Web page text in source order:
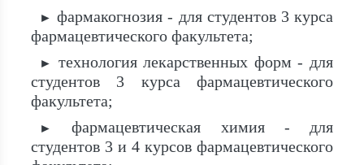
► фармакогнозия - для студентов 3 курса
фармацевтического факультета;
►
технология лекарственных форм - для
студентов 3 курса фармацевтического
факультета;
►
фармацевтическая химия - для
студентов 3 и 4 курсов фармацевтического